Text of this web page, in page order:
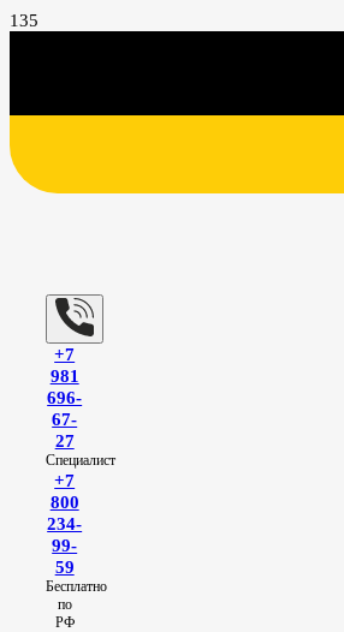
+7
981
696-
67-
27
Специалист
+7
800
234-
99-
59
Бесплатно
по
РФ